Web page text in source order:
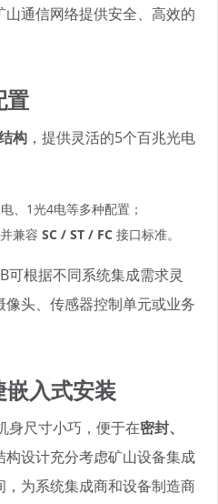
通信网络提供安全、高效的
置
构 ，提供灵活的5个百兆光电
、1光4电等多种配置；
兼容 SC / ST / FC 接口标准。
可根据不同系统集成需求灵
头、传感器控制单元或业务
嵌入式安装
身尺寸小巧，便于在密封、
构设计充分考虑矿山设备集成
为系统集成商和设备制造商